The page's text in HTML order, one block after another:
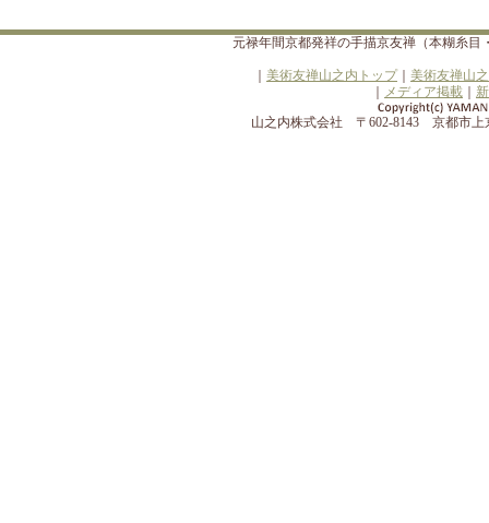
元禄年間京都発祥の手描京友禅（本糊糸
美術友禅山之内トップ｜ 美術友禅山
メディア掲載
山之内株式会社 〒602-8143 京都市上